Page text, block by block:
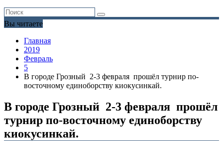
Вы читаете
Главная
2019
Февраль
5
В городе Грозный 2-3 февраля прошёл турнир по-
восточному единоборству киокусинкай.
В городе Грозный 2-3 февраля прошёл
турнир по-восточному единоборству
киокусинкай.